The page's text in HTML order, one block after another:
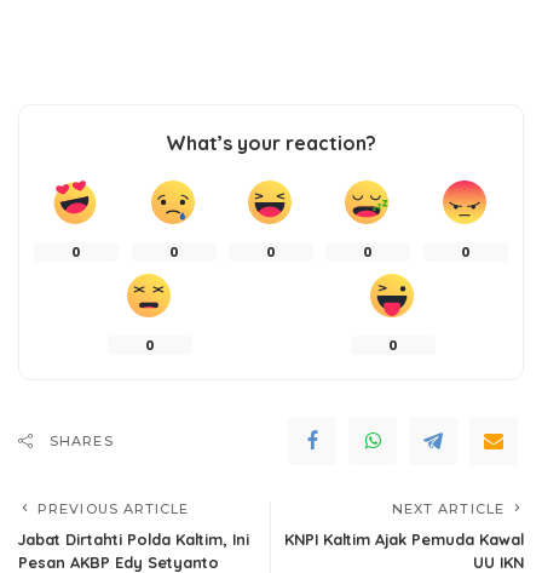
What’s your reaction?
0 0 0 0 0
0 0
SHARES
PREVIOUS ARTICLE
Jabat Dirtahti Polda Kaltim, Ini
Pesan AKBP Edy Setyanto
NEXT ARTICLE
KNPI Kaltim Ajak Pemuda Kawal
UU IKN